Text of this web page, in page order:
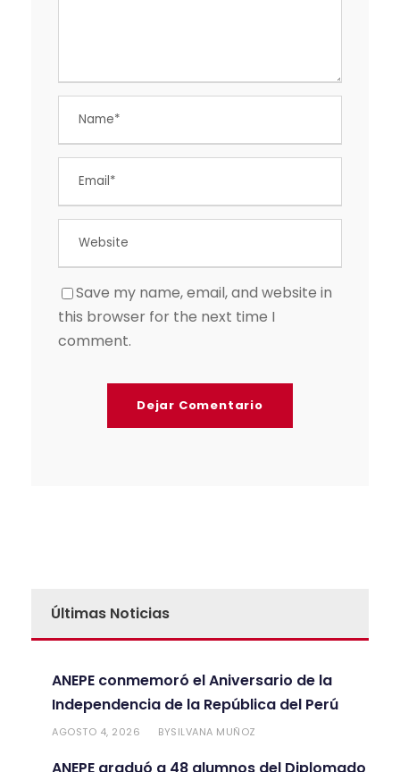
Save my name, email, and website in
this browser for the next time I
comment.
Últimas Noticias
ANEPE conmemoró el Aniversario de la
Independencia de la República del Perú
AGOSTO 4, 2026 BYSILVANA MUÑOZ